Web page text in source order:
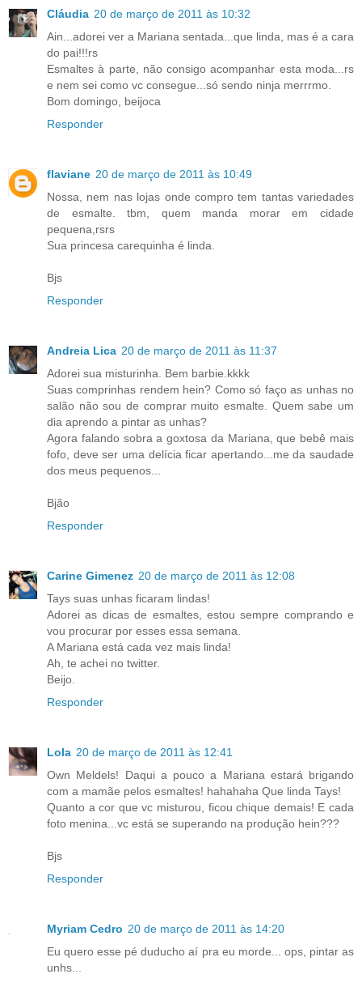
Cláudia 20 de março de 2011 às 10:32
Ain...adorei ver a Mariana sentada...que linda, mas é a cara
do pai!!!rs
Esmaltes à parte, não consigo acompanhar esta moda...rs
e nem sei como vc consegue...só sendo ninja merrrmo.
Bom domingo, beijoca
Responder
flaviane 20 de março de 2011 às 10:49
Nossa, nem nas lojas onde compro tem tantas variedades
de esmalte. tbm, quem manda morar em cidade
pequena,rsrs
Sua princesa carequinha é linda.
Bjs
Responder
Andreia Lica 20 de março de 2011 às 11:37
Adorei sua misturinha. Bem barbie.kkkk
Suas comprinhas rendem hein? Como só faço as unhas no
salão não sou de comprar muito esmalte. Quem sabe um
dia aprendo a pintar as unhas?
Agora falando sobra a goxtosa da Mariana, que bebê mais
fofo, deve ser uma delícia ficar apertando...me da saudade
dos meus pequenos...
Bjão
Responder
Carine Gimenez 20 de março de 2011 às 12:08
Tays suas unhas ficaram lindas!
Adorei as dicas de esmaltes, estou sempre comprando e
vou procurar por esses essa semana.
A Mariana está cada vez mais linda!
Ah, te achei no twitter.
Beijo.
Responder
Lola 20 de março de 2011 às 12:41
Own Meldels! Daqui a pouco a Mariana estará brigando
com a mamãe pelos esmaltes! hahahaha Que linda Tays!
Quanto a cor que vc misturou, ficou chique demais! E cada
foto menina...vc está se superando na produção hein???
Bjs
Responder
Myriam Cedro 20 de março de 2011 às 14:20
Eu quero esse pé duducho aí pra eu morde... ops, pintar as
unhs...